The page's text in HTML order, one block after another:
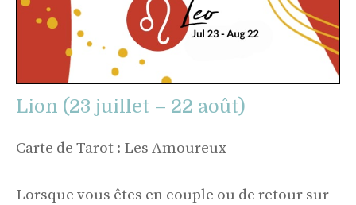
Lion (23 juillet – 22 août)
Carte de Tarot : Les Amoureux
Lorsque vous êtes en couple ou de retour sur